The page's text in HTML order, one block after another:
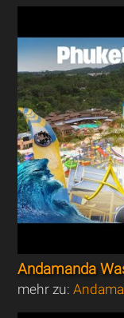
Andamanda
mehr zu: